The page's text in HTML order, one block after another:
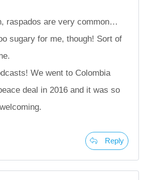
raspados are very common…
sugary for me, though! Sort of
We went to Colombia
deal in 2016 and it was so
Reply